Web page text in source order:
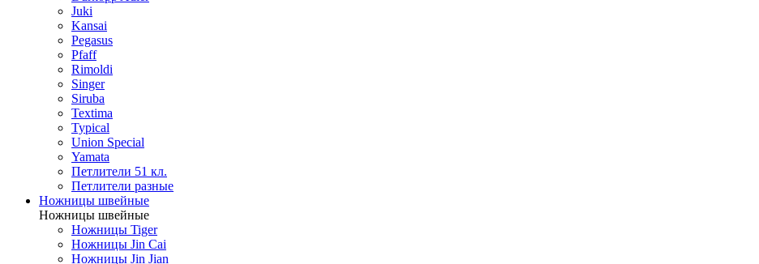
Juki
Kansai
Pegasus
Pfaff
Rimoldi
Singer
Siruba
Textima
Typical
Union Special
Yamata
Петлители 51 кл.
Петлители разные
Ножницы швейные
Ножницы швейные
Ножницы Tiger
Ножницы Jin Cai
Ножницы Jin Jian